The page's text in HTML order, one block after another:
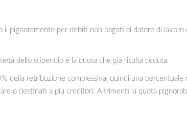
pignoramento per debiti non pagati al datore di lavoro
dello stipendio e la quota che già risulta ceduta.
della retribuzione complessiva, quindi una percentuale
o destinati a più creditori. Altrimenti la quota